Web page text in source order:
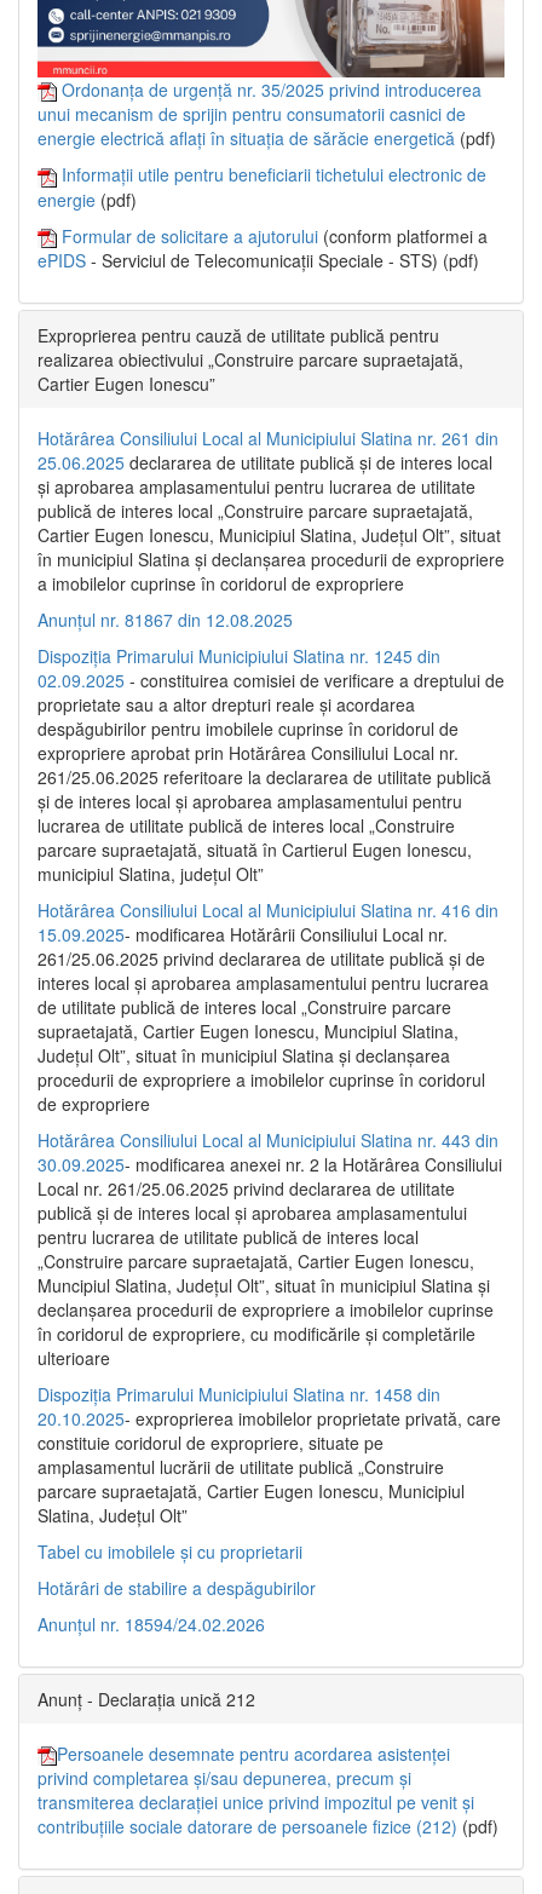
Ordonanța de urgență nr. 35/2025 privind introducerea
unui mecanism de sprijin pentru consumatorii casnici de
energie electrică aflați în situația de sărăcie energetică (pdf)
Informații utile pentru beneficiarii tichetului electronic de
energie (pdf)
Formular de solicitare a ajutorului (conform platformei a
ePIDS - Serviciul de Telecomunicații Speciale - STS) (pdf)
Exproprierea pentru cauză de utilitate publică pentru
realizarea obiectivului „Construire parcare supraetajată,
Cartier Eugen Ionescu”
Hotărârea Consiliului Local al Municipiului Slatina nr. 261 din
25.06.2025 declararea de utilitate publică și de interes local
și aprobarea amplasamentului pentru lucrarea de utilitate
publică de interes local „Construire parcare supraetajată,
Cartier Eugen Ionescu, Municipiul Slatina, Județul Olt”, situat
în municipiul Slatina și declanșarea procedurii de expropriere
a imobilelor cuprinse în coridorul de expropriere
Anunțul nr. 81867 din 12.08.2025
Dispoziția Primarului Municipiului Slatina nr. 1245 din
02.09.2025 - constituirea comisiei de verificare a dreptului de
proprietate sau a altor drepturi reale și acordarea
despăgubirilor pentru imobilele cuprinse în coridorul de
expropriere aprobat prin Hotărârea Consiliului Local nr.
261/25.06.2025 referitoare la declararea de utilitate publică
și de interes local și aprobarea amplasamentului pentru
lucrarea de utilitate publică de interes local „Construire
parcare supraetajată, situată în Cartierul Eugen Ionescu,
municipiul Slatina, județul Olt”
Hotărârea Consiliului Local al Municipiului Slatina nr. 416 din
15.09.2025- modificarea Hotărârii Consiliului Local nr.
261/25.06.2025 privind declararea de utilitate publică și de
interes local și aprobarea amplasamentului pentru lucrarea
de utilitate publică de interes local „Construire parcare
supraetajată, Cartier Eugen Ionescu, Muncipiul Slatina,
Județul Olt”, situat în municipiul Slatina și declanșarea
procedurii de expropriere a imobilelor cuprinse în coridorul
de expropriere
Hotărârea Consiliului Local al Municipiului Slatina nr. 443 din
30.09.2025- modificarea anexei nr. 2 la Hotărârea Consiliului
Local nr. 261/25.06.2025 privind declararea de utilitate
publică şi de interes local şi aprobarea amplasamentului
pentru lucrarea de utilitate publică de interes local
„Construire parcare supraetajată, Cartier Eugen Ionescu,
Muncipiul Slatina, Judeţul Olt”, situat în municipiul Slatina şi
declanşarea procedurii de expropriere a imobilelor cuprinse
în coridorul de expropriere, cu modificările şi completările
ulterioare
Dispoziția Primarului Municipiului Slatina nr. 1458 din
20.10.2025- exproprierea imobilelor proprietate privată, care
constituie coridorul de expropriere, situate pe
amplasamentul lucrării de utilitate publică „Construire
parcare supraetajată, Cartier Eugen Ionescu, Municipiul
Slatina, Județul Olt”
Tabel cu imobilele și cu proprietarii
Hotărâri de stabilire a despăgubirilor
Anunțul nr. 18594/24.02.2026
Anunț - Declarația unică 212
Persoanele desemnate pentru acordarea asistenței
privind completarea și/sau depunerea, precum și
transmiterea declarației unice privind impozitul pe venit și
contribuțiile sociale datorare de persoanele fizice (212) (pdf)